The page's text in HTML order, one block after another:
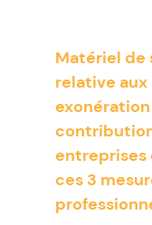
Matériel de
relative
entreprises
ces 3